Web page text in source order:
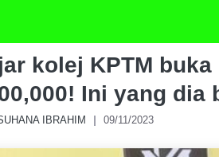
kolej KPTM
Ini yang dia
IBRAHIM 09/11/2023